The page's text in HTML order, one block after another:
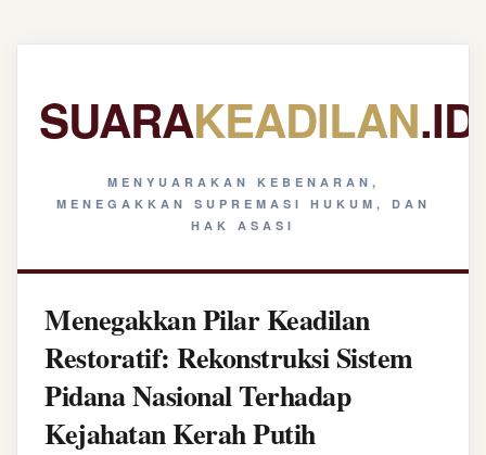
SUARAKEADILAN.ID
MENYUARAKAN KEBENARAN,
MENEGAKKAN SUPREMASI HUKUM, DAN
HAK ASASI
Menegakkan Pilar Keadilan
Restoratif: Rekonstruksi Sistem
Pidana Nasional Terhadap
Kejahatan Kerah Putih